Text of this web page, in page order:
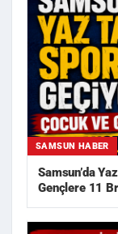
SAMSUN HABER
Samsun’da
Gençlere 11